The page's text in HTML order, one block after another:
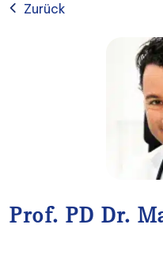
Zurück
Prof. PD Dr.